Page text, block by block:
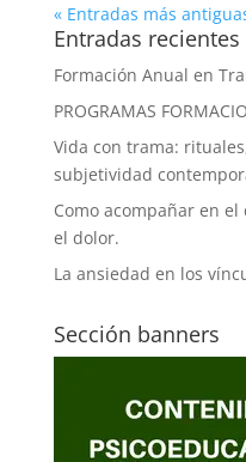
« Entradas más
Entradas recientes
Formación Anual en
PROGRAMAS
Vida con trama:
subjetividad
Como acompañar en
el dolor.
La ansiedad en los
Sección banners